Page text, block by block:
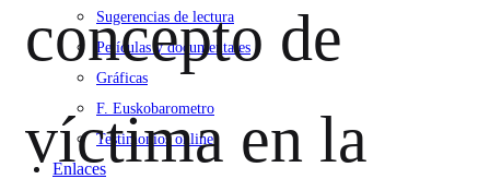
Sugerencias de lectura
Películas y documentales
Gráficas
F. Euskobarometro
Testimonios online
Enlaces
concepto de
víctima en la